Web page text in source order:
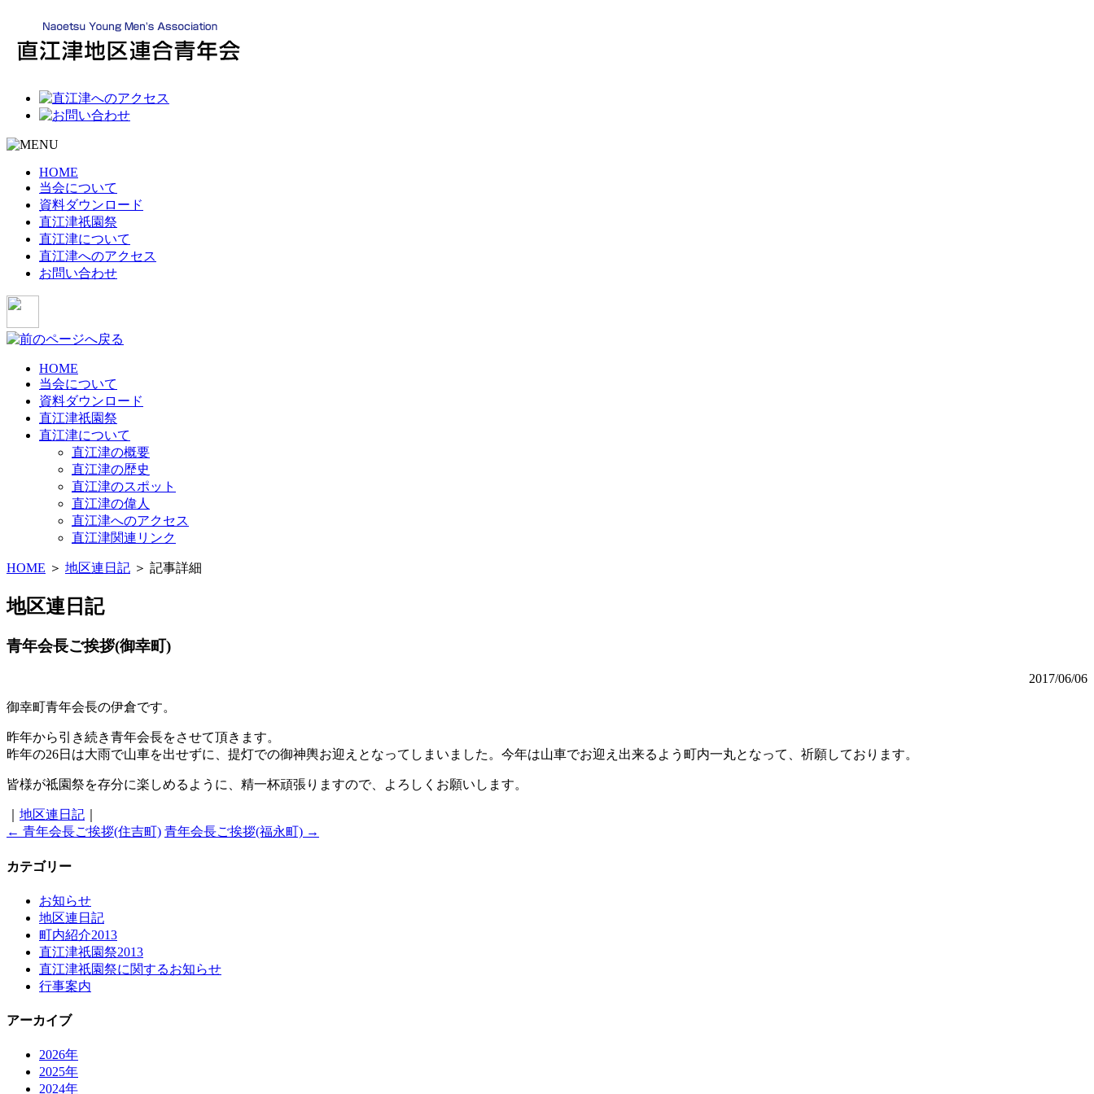
HOME
当会について
資料ダウンロード
直江津祇園祭
直江津について
直江津へのアクセス
お問い合わせ
HOME
当会について
資料ダウンロード
直江津祇園祭
直江津について
直江津の概要
直江津の歴史
直江津のスポット
直江津の偉人
直江津へのアクセス
直江津関連リンク
HOME ＞ 地区連日記 ＞ 記事詳細
地区連日記
青年会長ご挨拶(御幸町)
2017/06/06
御幸町青年会長の伊倉です。
昨年から引き続き青年会長をさせて頂きます。
昨年の26日は大雨で山車を出せずに、提灯での御神輿お迎えとなってしまいました。今年は山車でお迎え出来るよう町内一丸となって、祈願しております。
皆様が祗園祭を存分に楽しめるように、精一杯頑張りますので、よろしくお願いします。
地区連日記
← 青年会長ご挨拶(住吉町) 青年会長ご挨拶(福永町) →
カテゴリー
お知らせ
地区連日記
町内紹介2013
直江津祇園祭2013
直江津祇園祭に関するお知らせ
行事案内
アーカイブ
2026年
2025年
2024年